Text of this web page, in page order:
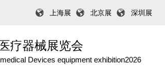
上海展 北京展 深圳展
疗器械展览会
Devices equipment exhibition2026